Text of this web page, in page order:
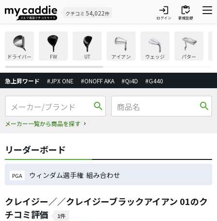
クチコミ 54,022件 login
ログイン
inventory
新規登録
ドライバー FW UT アイアン ウェッジ パター
急上昇ワード #JPX ONE #ONOFF AKA #Qi4D #G440
search
メーカー一覧から商品を探す
search
リーダーボード
PGA ウィンダム選手権 組み合わせ
クレイジー／／クレイジーブラックアイアン 01のク
チコミ評価
1件